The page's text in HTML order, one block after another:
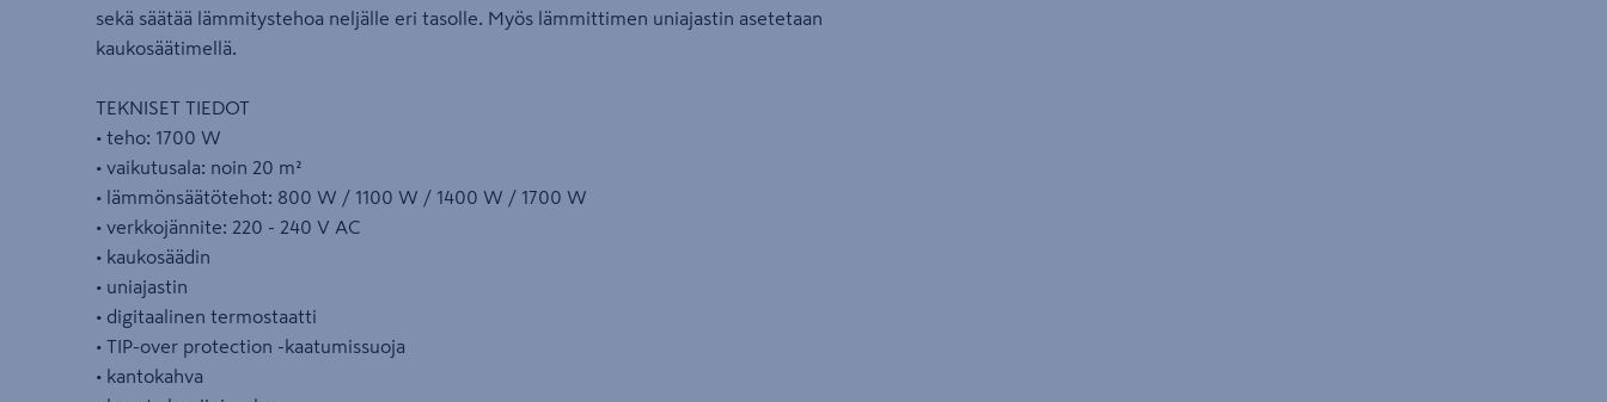
sekä säätää lämmitystehoa neljälle eri tasolle. Myös lämmittimen uniajastin asetetaan
kaukosäätimellä.
TEKNISET TIEDOT
• teho: 1700 W
• vaikutusala: noin 20 m²
• lämmönsäätötehot: 800 W / 1100 W / 1400 W / 1700 W
• verkkojännite: 220 - 240 V AC
• kaukosäädin
• uniajastin
• digitaalinen termostaatti
• TIP-over protection -kaatumissuoja
• kantokahva